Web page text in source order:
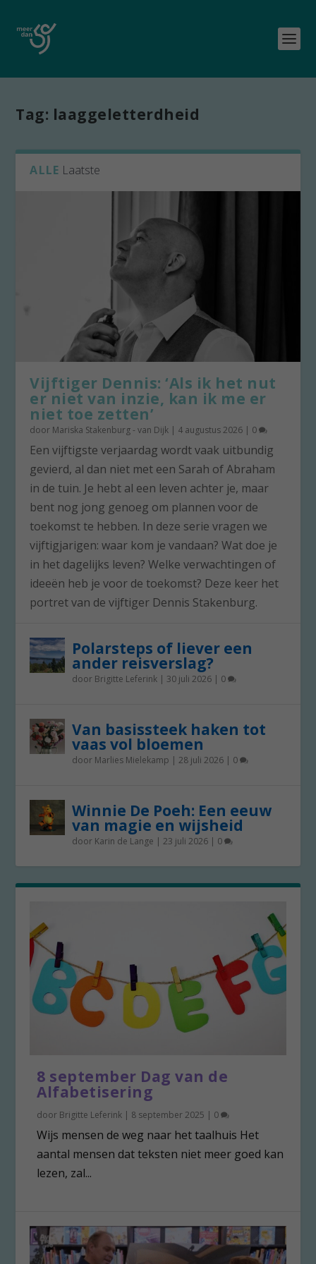
Tag: laaggeletterdheid
ALLE Laatste
Vijftiger Dennis: ‘Als ik het nut
er niet van inzie, kan ik me er
niet toe zetten’
door Mariska Stakenburg - van Dijk | 4 augustus 2026 | 0
Een vijftigste verjaardag wordt vaak uitbundig
gevierd, al dan niet met een Sarah of Abraham
in de tuin. Je hebt al een leven achter je, maar
bent nog jong genoeg om plannen voor de
toekomst te hebben. In deze serie vragen we
vijftigjarigen: waar kom je vandaan? Wat doe je
in het dagelijks leven? Welke verwachtingen of
ideeën heb je voor de toekomst? Deze keer het
portret van de vijftiger Dennis Stakenburg.
Polarsteps of liever een
ander reisverslag?
door Brigitte Leferink | 30 juli 2026 | 0
Van basissteek haken tot
vaas vol bloemen
door Marlies Mielekamp |28 juli 2026 | 0
Winnie De Poeh: Een eeuw
van magie en wijsheid
door Karin de Lange |23 juli 2026 | 0
8 september Dag van de
Alfabetisering
door Brigitte Leferink | 8 september 2025 | 0
Wijs mensen de weg naar het taalhuis Het
aantal mensen dat teksten niet meer goed kan
lezen, zal...